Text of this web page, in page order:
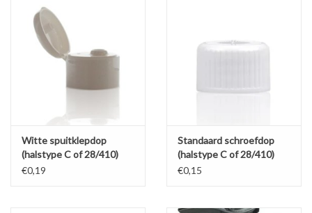
Witte spuitklepdop
(halstype C of 28/410)
€0,19
Standaard schroefdop
(halstype C of 28/410)
€0,15